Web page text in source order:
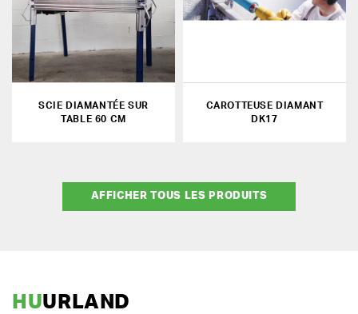
SCIE DIAMANTÉE SUR
TABLE 60 CM
CAROTTEUSE DIAMANT
DK17
AFFICHER TOUS LES PRODUITS
HUURLAND